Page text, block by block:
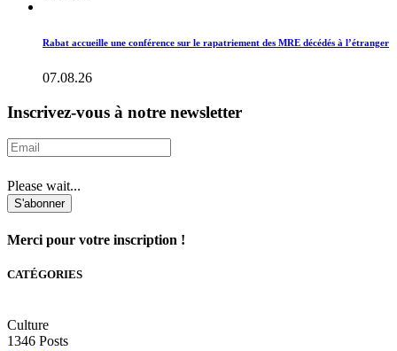
Rabat accueille une conférence sur le rapatriement des MRE décédés à l’étranger
07.08.26
Inscrivez-vous à notre newsletter
Please wait...
S'abonner
Merci pour votre inscription !
CATÉGORIES
Culture
1346 Posts